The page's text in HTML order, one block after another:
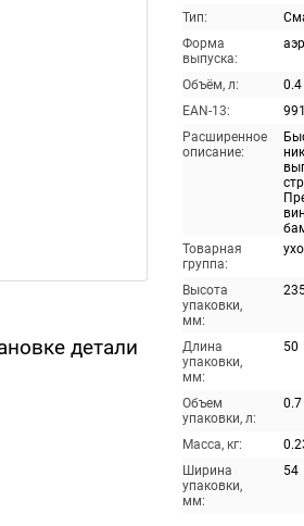
детали
Тип:
Форма
выпуска:
Объём, л:
0.4
EAN-13:
Расширенное
описание:
Товарная
группа:
Высота
упаковки,
мм:
Длина
упаковки,
мм:
50
Объем
упаковки, л:
0.7
Масса, кг:
Ширина
упаковки,
мм:
54